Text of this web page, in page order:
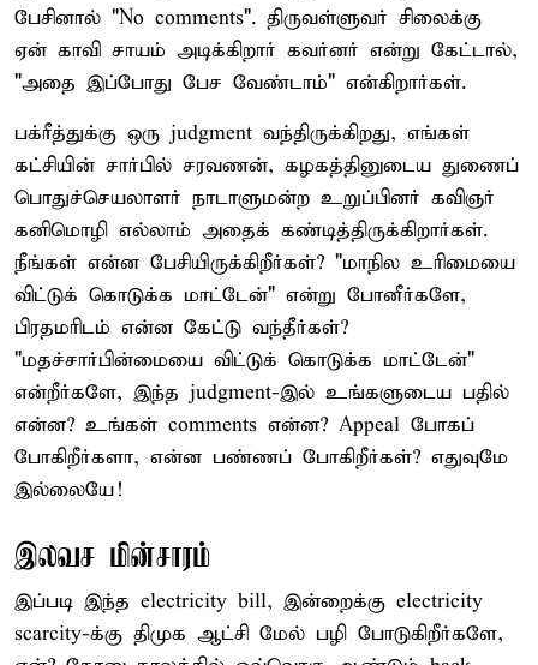
பேசினால் "No comments". திருவள்ளுவர் சிலைக்கு
ஏன் காவி சாயம் அடிக்கிறார் கவர்னர் என்று கேட்டால்,
"அதை இப்போது பேச வேண்டாம்" என்கிறார்கள்.
பக்ரீத்துக்கு ஒரு judgment வந்திருக்கிறது, எங்கள்
கட்சியின் சார்பில் சரவணன், கழகத்தினுடைய துணைப்
பொதுச்செயலாளர் நாடாளுமன்ற உறுப்பினர் கவிஞர்
கனிமொழி எல்லாம் அதைக் கண்டித்திருக்கிறார்கள்.
நீங்கள் என்ன பேசியிருக்கிறீர்கள்? "மாநில உரிமையை
விட்டுக் கொடுக்க மாட்டேன்" என்று போனீர்களே,
பிரதமரிடம் என்ன கேட்டு வந்தீர்கள்?
"மதச்சார்பின்மையை விட்டுக் கொடுக்க மாட்டேன்"
என்றீர்களே, இந்த judgment-இல் உங்களுடைய பதில்
என்ன? உங்கள் comments என்ன? Appeal போகப்
போகிறீர்களா, என்ன பண்ணப் போகிறீர்கள்? எதுவுமே
இல்லையே!
இலவச மின்சாரம்
இப்படி இந்த electricity bill, இன்றைக்கு electricity
scarcity-க்கு திமுக ஆட்சி மேல் பழி போடுகிறீர்களே,